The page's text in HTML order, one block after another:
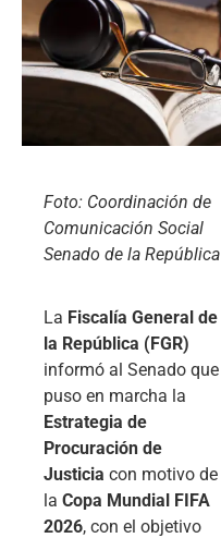
Foto: Coordinación de
Comunicación Social
Senado de la República
La Fiscalía General de
la República (FGR)
informó al Senado que
puso en marcha la
Estrategia de
Procuración de
Justicia con motivo de
la Copa Mundial FIFA
2026, con el objetivo